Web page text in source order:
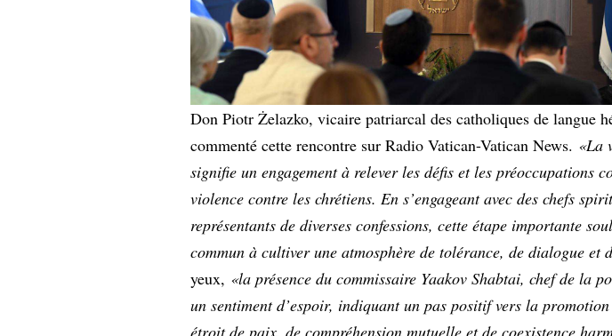
Don Piotr Żelazko, vicaire patriarcal des catholiques de langue
commenté cette rencontre sur Radio Vatican-Vatican News. «La
signifie un engagement à relever les défis et les préoccupations
violence contre les chrétiens. En s’engageant avec des chefs
représentants de diverses confessions, cette étape importante
commun à cultiver une atmosphère de tolérance, de dialogue et
yeux, «la présence du commissaire Yaakov Shabtai, chef de la
un sentiment d’espoir, indiquant un pas positif vers la
étroit de paix, de compréhension mutuelle et de coexistence